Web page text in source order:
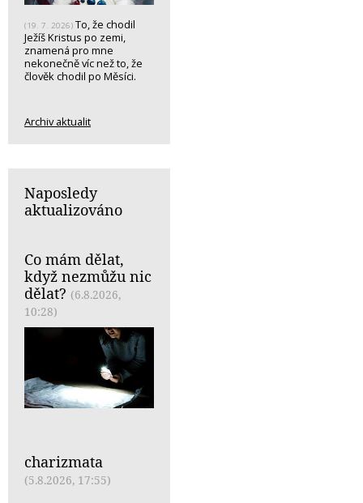
(19. 7. 2026) To, že chodil
Ježíš Kristus po zemi,
znamená pro mne
nekonečně víc než to, že
člověk chodil po Měsíci.
Archiv aktualit
Naposledy
aktualizováno
Co mám dělat,
když nezmůžu nic
dělat? (6.8.2026,
10:28)
charizmata
(5.8.2026, 17:55)